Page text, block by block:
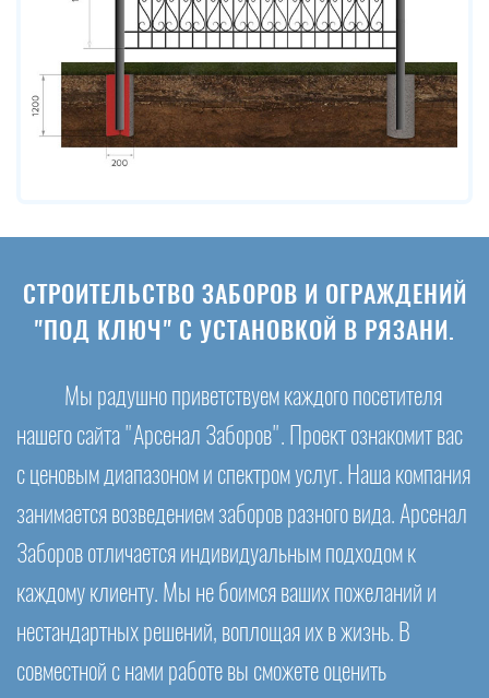
СТРОИТЕЛЬСТВО ЗАБОРОВ И ОГРАЖДЕНИЙ
"ПОД КЛЮЧ" С УСТАНОВКОЙ В РЯЗАНИ.
Мы радушно приветствуем каждого посетителя
нашего сайта "Арсенал Заборов". Проект ознакомит вас
с ценовым диапазоном и спектром услуг. Наша компания
занимается возведением заборов разного вида. Арсенал
Заборов отличается индивидуальным подходом к
каждому клиенту. Мы не боимся ваших пожеланий и
нестандартных решений, воплощая их в жизнь. В
совместной с нами работе вы сможете оценить